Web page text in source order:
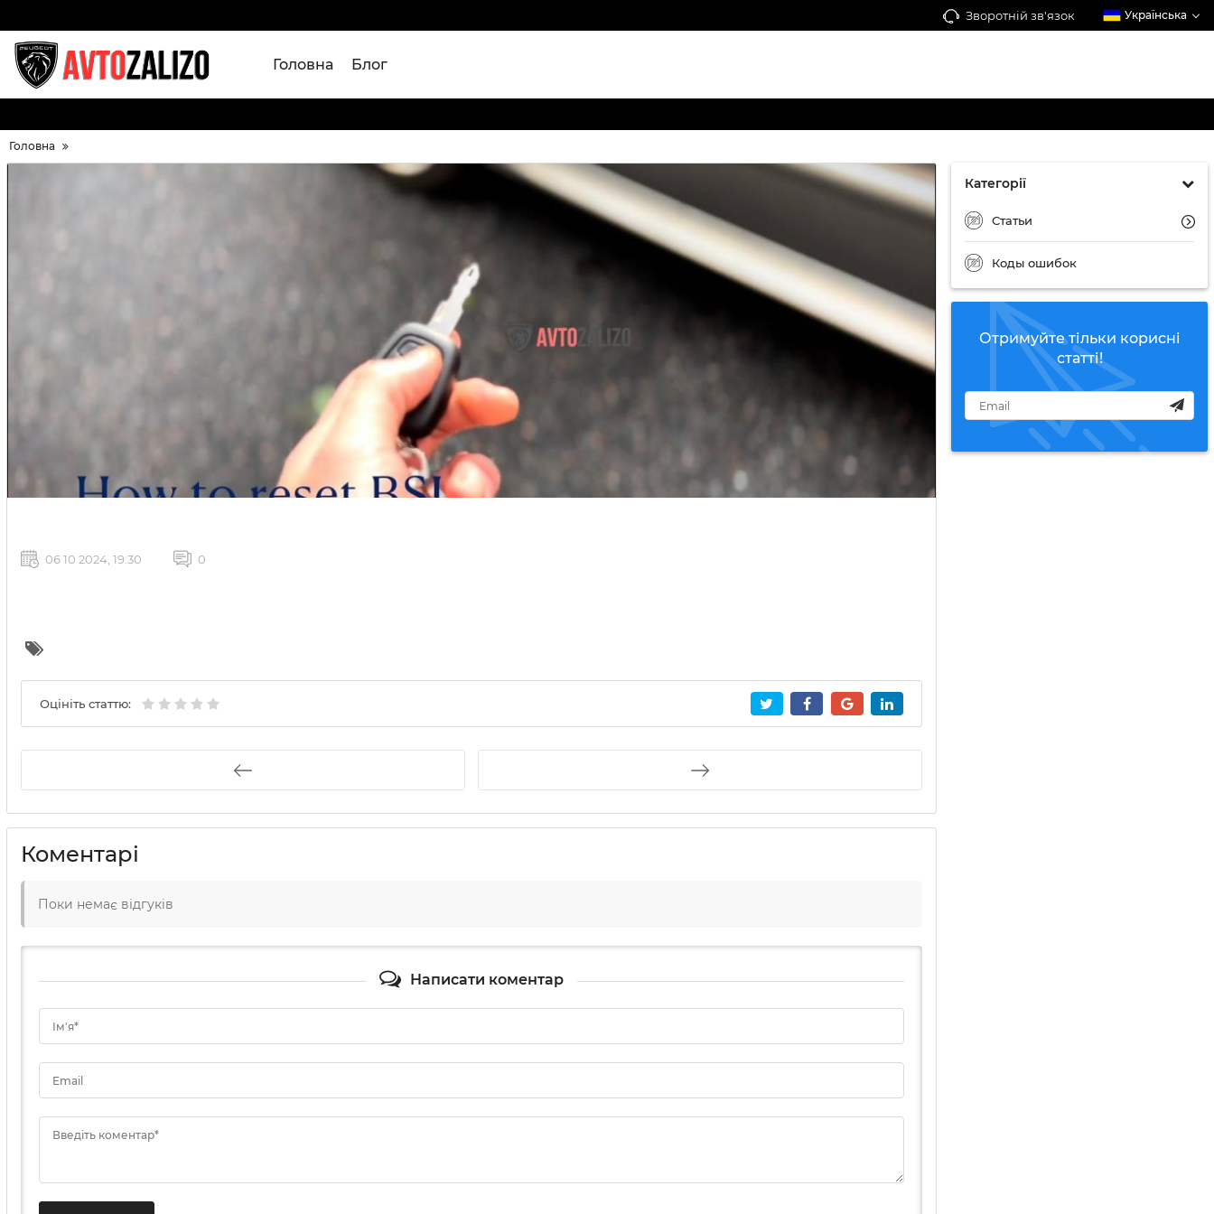
Зворотній зв'язок Українська
Головна Блог
Головна
Категорії
Статьи
Коды ошибок
Отримуйте тільки корисні
статті!
06 10 2024, 19:30 0
Оцініть статтю:
Коментарі
Поки немає відгуків
Написати коментар
Ім'я*
Email
Введіть коментар*